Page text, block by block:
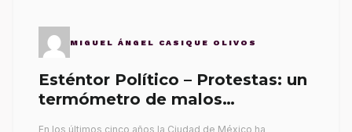
MIGUEL ÁNGEL CASIQUE OLIVOS
Esténtor Político – Protestas: un
termómetro de malos
En los últimos cinco años la Ciudad de México ha